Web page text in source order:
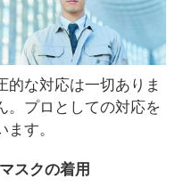
的な対応は一切ありま
。プロとしての対応を
ます。
マスクの着用